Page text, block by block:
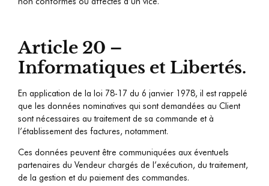
Article 20 –
Informatiques et Libertés.
En application de la loi 78-17 du 6 janvier 1978, il est rappelé
que les données nominatives qui sont demandées au Client
sont nécessaires au traitement de sa commande et à
l’établissement des factures, notamment.
Ces données peuvent être communiquées aux éventuels
partenaires du Vendeur chargés de l’exécution, du traitement,
de la gestion et du paiement des commandes.